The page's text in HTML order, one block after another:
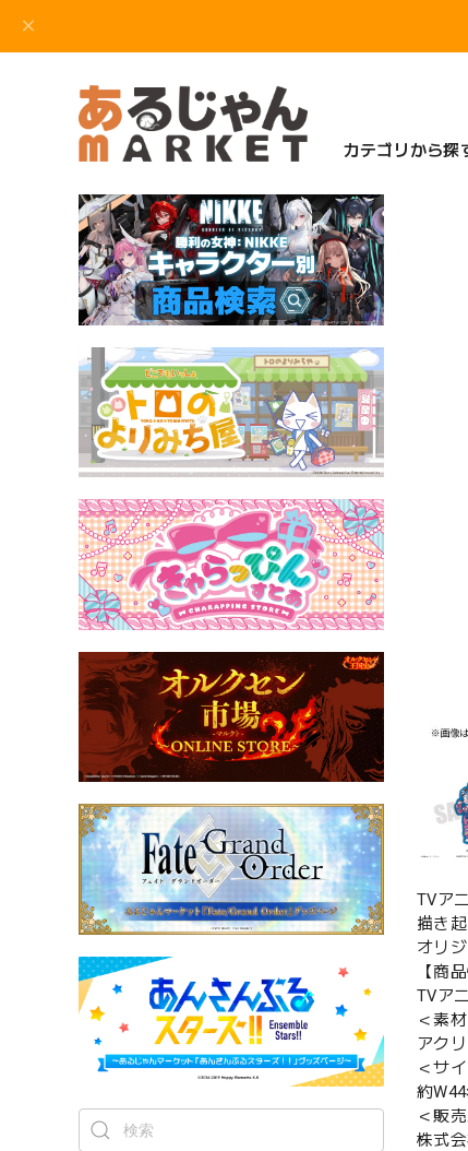
カテゴリから探
TVア
描き
オリ
【商
TVア
＜素
アク
＜サ
約
＜販
株式